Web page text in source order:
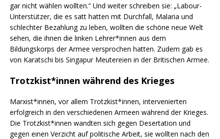
gar nicht wählen wollten.“ Und weiter schreiben sie: „Labour-
Unterstützer, die es satt hatten mit Durchfall, Malaria und
schlechter Bezahlung zu leben, wollten die schöne neue Welt
sehen, die ihnen die linken Lehrer*innen aus dem
Bildungskorps der Armee versprochen hatten. Zudem gab es
von Karatschi bis Singapur Meutereien in der Britischen Armee.
Trotzkist*innen während des Krieges
Marxist*innen, vor allem Trotzkist*innen, intervenierten
erfolgreich in den verschiedenen Armeen während der Krieges.
Die Trotzkist*innen wandten sich gegen Desertation und
gegen einen Verzicht auf politische Arbeit, sie wollten nach den